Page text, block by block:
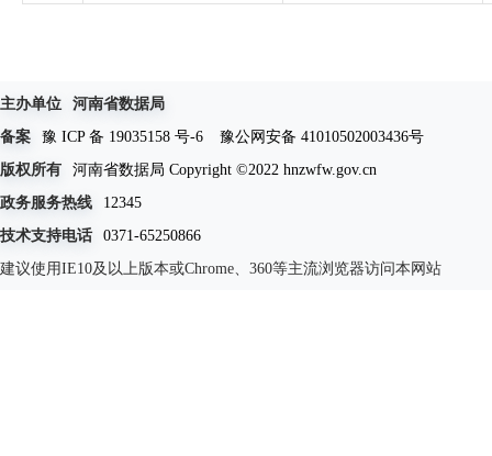
（二）在完成规定的统计调查任务，保障统计资料的准确性、及时性
（五）在改进统计教育和统计专业培训，进行统计科学研究，提高统
（六）坚持实事求是，依法办事，同违反统计法规和统计制度的行为
主办单位
河南省数据局
备案
豫 ICP 备 19035158 号-6
豫公网安备 41010502003436号
版权所有
河南省数据局 Copyright ©2022 hnzwfw.gov.cn
政务服务热线
12345
技术支持电话
0371-65250866
建议使用IE10及以上版本或Chrome、360等主流浏览器访问本网站